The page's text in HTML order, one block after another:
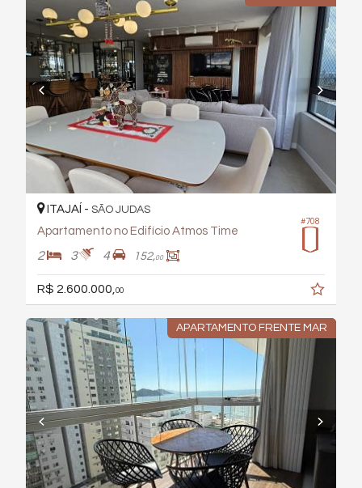
#708
ITAJAÍ - SÃO JUDAS
Apartamento no Edifício Atmos Time
2 3 4 152,00
R$ 2.600.000, 00
APARTAMENTO FRENTE MAR